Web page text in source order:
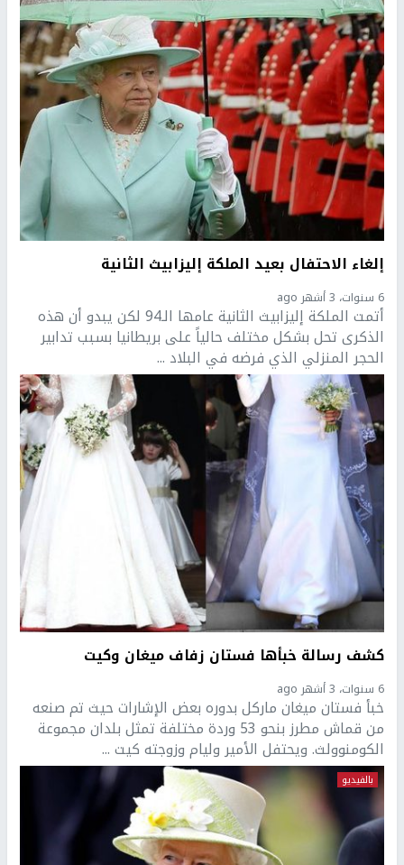
إلغاء الاحتفال بعيد الملكة إليزابيث الثانية
6 سنوات، 3 أشهر ago
أتمت الملكة إليزابيث الثانية عامها الـ94 لكن يبدو أن هذه
الذكرى تحل بشكل مختلف حالياً على بريطانيا بسبب تدابير
الحجر المنزلي الذي فرضه في البلاد ...
كشف رسالة خبأها فستان زفاف ميغان وكيت
6 سنوات، 3 أشهر ago
خبأ فستان ميغان ماركل بدوره بعض الإشارات حيث تم صنعه
من قماش مطرز بنحو 53 وردة مختلفة تمثل بلدان مجموعة
الكومنوولث. ويحتفل الأمير وليام وزوجته كيت ...
بالفيديو